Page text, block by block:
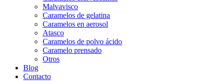
Malvavisco
Caramelos de gelatina
Caramelos en aerosol
Atasco
Caramelos de polvo ácido
Caramelo prensado
Otros
Blog
Contacto